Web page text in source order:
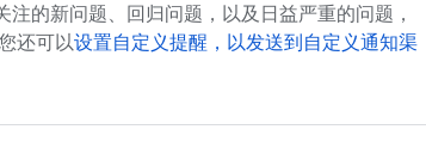
注的新问题、回归问题，以及日益严重的问题，
还可以设置自定义提醒，以发送到自定义通知渠